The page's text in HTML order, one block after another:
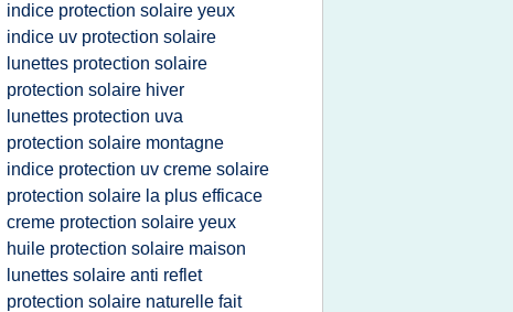
indice protection solaire yeux
indice uv protection solaire
lunettes protection solaire
protection solaire hiver
lunettes protection uva
protection solaire montagne
indice protection uv creme solaire
protection solaire la plus efficace
creme protection solaire yeux
huile protection solaire maison
lunettes solaire anti reflet
protection solaire naturelle fait